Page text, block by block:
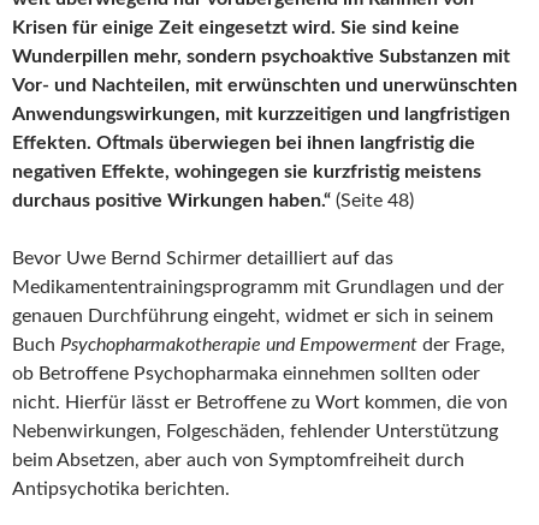
Krisen für einige Zeit eingesetzt wird. Sie sind keine
Wunderpillen mehr, sondern psychoaktive Substanzen mit
Vor- und Nachteilen, mit erwünschten und unerwünschten
Anwendungswirkungen, mit kurzzeitigen und langfristigen
Effekten. Oftmals überwiegen bei ihnen langfristig die
negativen Effekte, wohingegen sie kurzfristig meistens
durchaus positive Wirkungen haben.“ (Seite 48)
Bevor Uwe Bernd Schirmer detailliert auf das
Medikamententrainingsprogramm mit Grundlagen und der
genauen Durchführung eingeht, widmet er sich in seinem
Buch Psychopharmakotherapie und Empowerment der Frage,
ob Betroffene Psychopharmaka einnehmen sollten oder
nicht. Hierfür lässt er Betroffene zu Wort kommen, die von
Nebenwirkungen, Folgeschäden, fehlender Unterstützung
beim Absetzen, aber auch von Symptomfreiheit durch
Antipsychotika berichten.